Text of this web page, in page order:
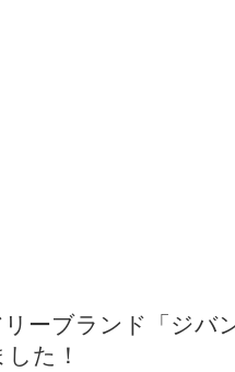
ーブランド「ジバ
た！